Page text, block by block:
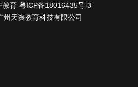
教育 粤ICP备18016435号-3
州天资教育科技有限公司